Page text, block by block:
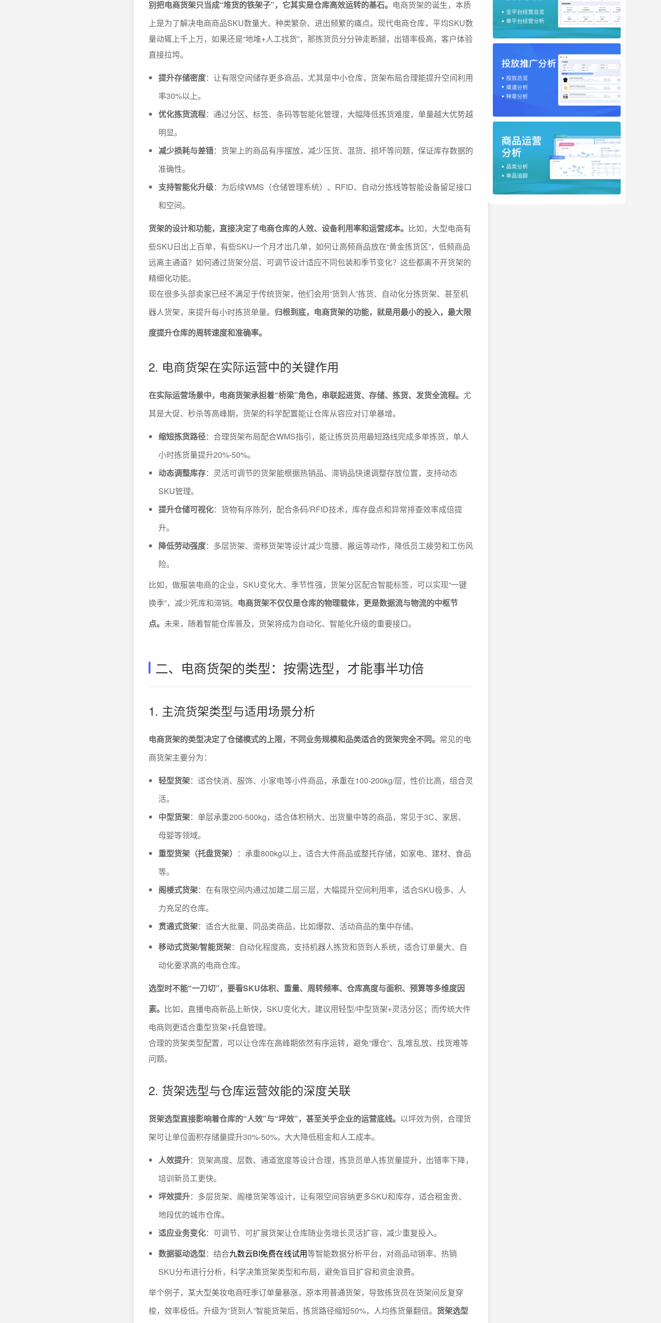
别把电商货架只当成“堆货的铁架子”，它其实是仓库高效运转的基石。 电商货架的诞生，本质
上是为了解决电商商品SKU数量大、种类繁杂、进出频繁的痛点。现代电商仓库，平均SKU数
量动辄上千上万，如果还是“地堆+人工找货”，那拣货员分分钟走断腿，出错率极高，客户体验
直接拉垮。
提升存储密度：让有限空间储存更多商品，尤其是中小仓库，货架布局合理能提升空间利用
率30%以上。
优化拣货流程：通过分区、标签、条码等智能化管理，大幅降低拣货难度，单量越大优势越
明显。
减少损耗与差错：货架上的商品有序摆放，减少压货、混货、损坏等问题，保证库存数据的
准确性。
支持智能化升级：为后续WMS（仓储管理系统）、RFID、自动分拣线等智能设备留足接口
和空间。
货架的设计和功能，直接决定了电商仓库的人效、设备利用率和运营成本。 比如，大型电商有
些SKU日出上百单，有些SKU一个月才出几单，如何让高频商品放在“黄金拣货区”，低频商品
远离主通道？如何通过货架分层、可调节设计适应不同包装和季节变化？这些都离不开货架的
精细化功能。
现在很多头部卖家已经不满足于传统货架，他们会用“货到人”拣货、自动化分拣货架、甚至机
器人货架，来提升每小时拣货单量。 归根到底，电商货架的功能，就是用最小的投入，最大限
度提升仓库的周转速度和准确率。
2. 电商货架在实际运营中的关键作用
在实际运营场景中，电商货架承担着“桥梁”角色，串联起进货、存储、拣货、发货全流程。 尤
其是大促、秒杀等高峰期，货架的科学配置能让仓库从容应对订单暴增。
缩短拣货路径：合理货架布局配合WMS指引，能让拣货员用最短路线完成多单拣货，单人
小时拣货量提升20%-50%。
动态调整库存：灵活可调节的货架能根据热销品、滞销品快速调整存放位置，支持动态
SKU管理。
提升仓储可视化：货物有序陈列，配合条码/RFID技术，库存盘点和异常排查效率成倍提
升。
降低劳动强度：多层货架、滑移货架等设计减少弯腰、搬运等动作，降低员工疲劳和工伤风
险。
比如，做服装电商的企业，SKU变化大、季节性强，货架分区配合智能标签，可以实现“一键
换季”，减少死库和滞销。 电商货架不仅仅是仓库的物理载体，更是数据流与物流的中枢节
点。 未来，随着智能仓库普及，货架将成为自动化、智能化升级的重要接口。
二、电商货架的类型：按需选型，才能事半功倍
1. 主流货架类型与适用场景分析
电商货架的类型决定了仓储模式的上限，不同业务规模和品类适合的货架完全不同。 常见的电
商货架主要分为：
轻型货架：适合快消、服饰、小家电等小件商品，承重在100-200kg/层，性价比高，组合灵
活。
中型货架：单层承重200-500kg，适合体积稍大、出货量中等的商品，常见于3C、家居、
母婴等领域。
重型货架（托盘货架） ：承重800kg以上，适合大件商品或整托存储，如家电、建材、食品
等。
阁楼式货架：在有限空间内通过加建二层三层，大幅提升空间利用率，适合SKU极多、人
力充足的仓库。
贯通式货架：适合大批量、同品类商品，比如爆款、活动商品的集中存储。
移动式货架/智能货架：自动化程度高，支持机器人拣货和货到人系统，适合订单量大、自
动化要求高的电商仓库。
选型时不能“一刀切”，要看SKU体积、重量、周转频率、仓库高度与面积、预算等多维度因
素。 比如，直播电商新品上新快，SKU变化大，建议用轻型/中型货架+灵活分区；而传统大件
电商则更适合重型货架+托盘管理。
合理的货架类型配置，可以让仓库在高峰期依然有序运转，避免“爆仓”、乱堆乱放、找货难等
问题。
2. 货架选型与仓库运营效能的深度关联
货架选型直接影响着仓库的“人效”与“坪效”，甚至关乎企业的运营底线。 以坪效为例，合理货
架可让单位面积存储量提升30%-50%，大大降低租金和人工成本。
人效提升：货架高度、层数、通道宽度等设计合理，拣货员单人拣货量提升，出错率下降，
培训新员工更快。
坪效提升：多层货架、阁楼货架等设计，让有限空间容纳更多SKU和库存，适合租金贵、
地段优的城市仓库。
适应业务变化：可调节、可扩展货架让仓库随业务增长灵活扩容，减少重复投入。
数据驱动选型：结合九数云BI免费在线试用等智能数据分析平台，对商品动销率、热销
SKU分布进行分析，科学决策货架类型和布局，避免盲目扩容和资金浪费。
举个例子，某大型美妆电商旺季订单量暴涨，原本用普通货架，导致拣货员在货架间反复穿
梭，效率极低。升级为“货到人”智能货架后，拣货路径缩短50%，人均拣货量翻倍。 货架选型